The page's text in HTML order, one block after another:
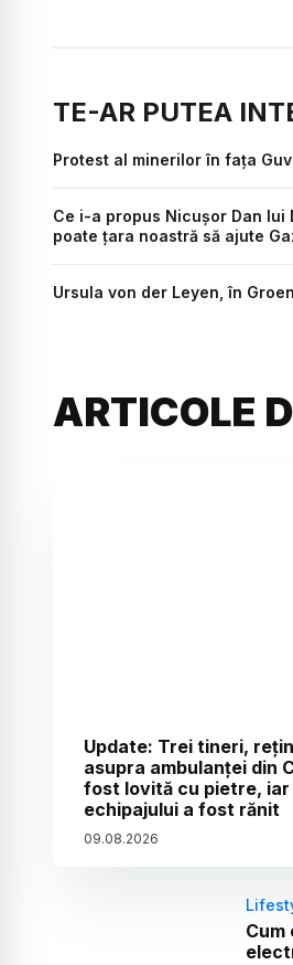
TE-AR PUTEA
Protest al minerilor în fața
Ce i-a propus Nicușor Dan lui
poate țara noastră să ajute
Ursula von der Leyen, în
ARTICOLE
Update: Trei tineri,
asupra ambulanței din
fost lovită cu pietre, iar
echipajului a fost rănit
09.08.2026
Cum